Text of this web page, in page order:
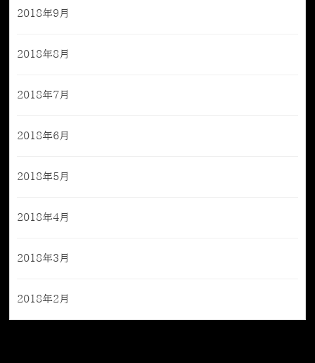
2018年9月
2018年8月
2018年7月
2018年6月
2018年5月
2018年4月
2018年3月
2018年2月